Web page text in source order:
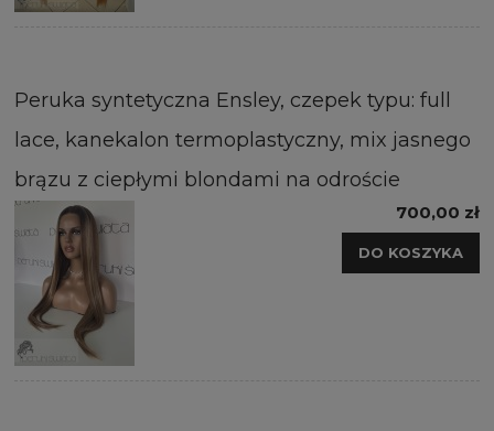
Peruka syntetyczna Ensley, czepek typu: full
lace, kanekalon termoplastyczny, mix jasnego
brązu z ciepłymi blondami na odroście
700,00 zł
DO KOSZYKA